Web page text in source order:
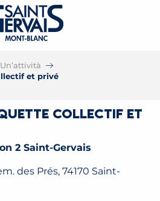
Un’attività
et privé
collectif et
2 Saint-Gervais
des Prés, 74170 Saint-